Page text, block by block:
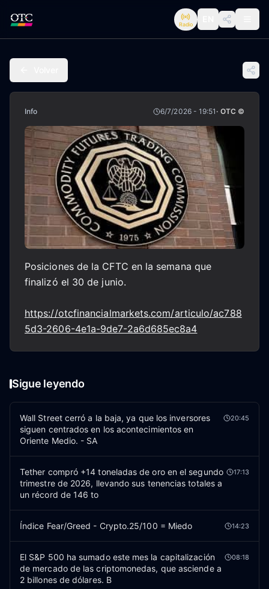
Radio
Info 6/7/2026 - 19:51 · OTC ©
Posiciones de la CFTC en la semana que
finalizó el 30 de junio.
https://otcfinancialmarkets.com/articulo/ac788
5d3-2606-4e1a-9de7-2a6d685ec8a4
Sigue leyendo
Wall Street cerró a la baja, ya que los inversores
siguen centrados en los acontecimientos en
Oriente Medio. - SA
20:45
Tether compró +14 toneladas de oro en el segundo
trimestre de 2026, llevando sus tenencias totales a
un récord de 146 to
17:13
Índice Fear/Greed - Crypto.25/100 = Miedo 14:23
El S&P 500 ha sumado este mes la capitalización
de mercado de las criptomonedas, que asciende a
2 billones de dólares. B
08:18